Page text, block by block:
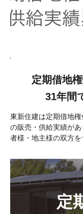
定期借地
31年間
東新住建は定期借地
の販売・供給実績が
者様・地主様の双方を
定